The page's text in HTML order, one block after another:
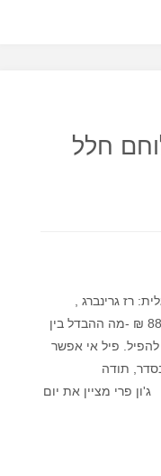
חלל
רז גרינברג ,
הוצאת ינשוף, תשס"ו 2006, 288 עמ', 88 ₪ -מה ההבדל בין
פיל אי אפשר
תודה
את יום